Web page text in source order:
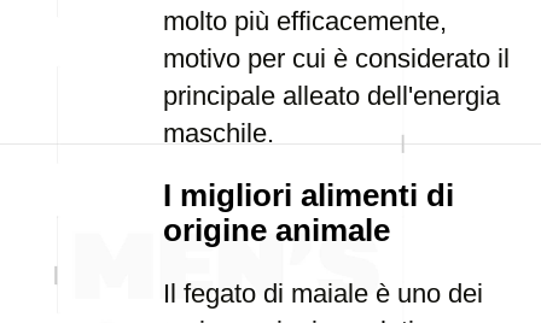
molto più efficacemente,
motivo per cui è considerato il
principale alleato dell'energia
maschile.
I migliori alimenti di
origine animale
Il fegato di maiale è uno dei